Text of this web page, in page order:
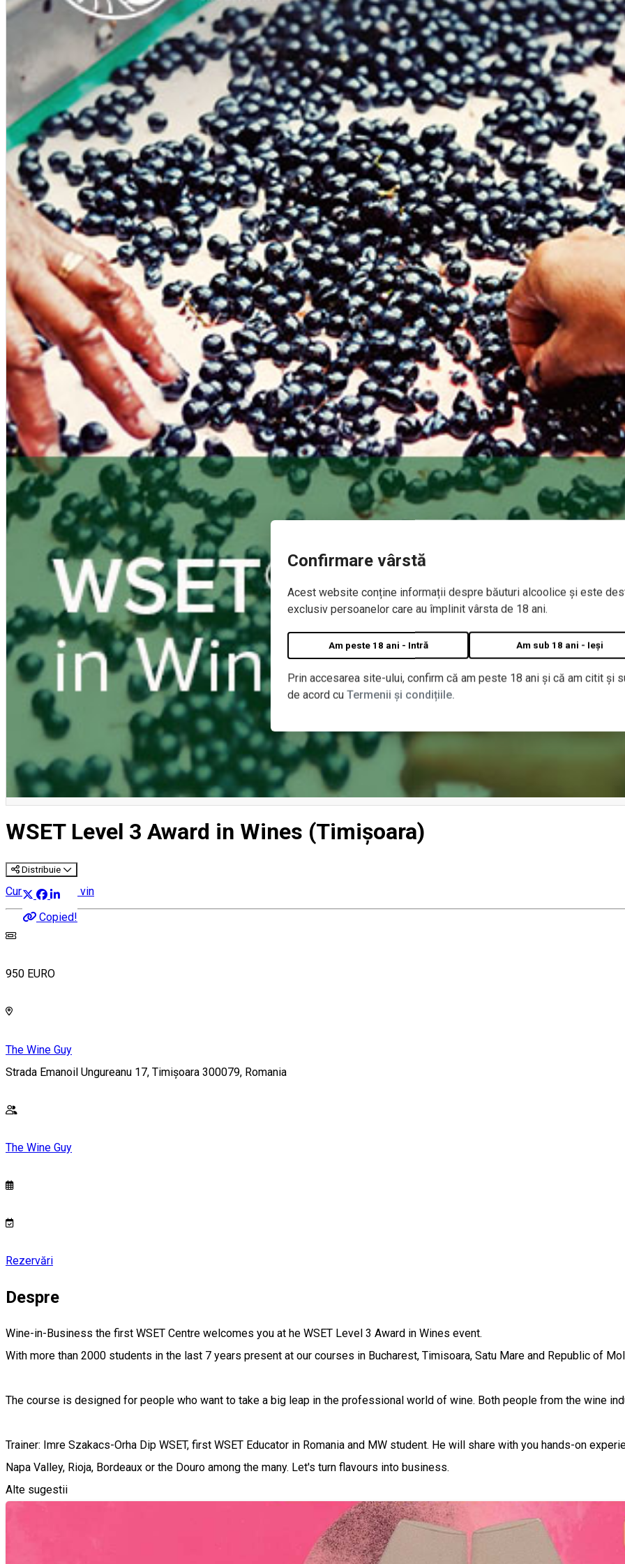
Confirmare vârstă
Acest website conține informații despre băuturi alcoolice și este
exclusiv persoanelor care au împlinit vârsta de 18 ani.
Am peste 18 ani - Intră Am sub 18 ani - Ieși
Prin accesarea site-ului, confirm că am peste 18 ani și că am citit și
de acord cu Termenii și condițiile.
English
WSET Level 3 Award in Wines (Timișoara)
Distribuie
Copied!
Cursuri despre vin
950 EURO
The Wine Guy
Strada Emanoil Ungureanu 17, Timișoara 300079, Romania
The Wine Guy
Rezervări
Despre
Wine-in-Business the first WSET Centre welcomes you at he WSET Level 3 Award in Wines event.
With more than 2000 students in the last 7 years present at our courses in Bucharest, Timisoara, Satu Mare and Republic of
The course is designed for people who want to take a big leap in the professional world of wine. Both people from the wine
Trainer: Imre Szakacs-Orha Dip WSET, first WSET Educator in Romania and MW student. He will share with you hands-on
Napa Valley, Rioja, Bordeaux or the Douro among the many. Let's turn flavours into business.
Alte sugestii